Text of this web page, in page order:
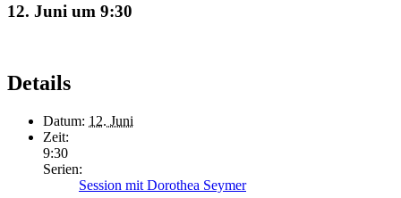
12. Juni um 9:30
Details
Datum: 12. Juni
Zeit:
9:30
Serien:
Session mit Dorothea Seymer